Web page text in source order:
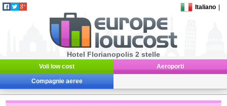
Italiano
Hotel Florianopolis 2 stelle
Voli low cost Aeroporti
Compagnie aeree